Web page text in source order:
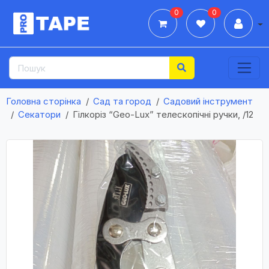
0 0
Головна сторінка Сад та город
Садовий інструмент
Секатори
Гілкоріз “Geo-Lux” телескопічні ручки, /12